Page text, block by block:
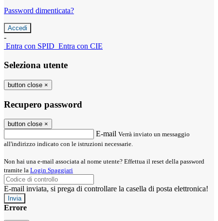
Password dimenticata?
-
Entra con SPID Entra con CIE
Seleziona utente
button close ×
Recupero password
button close ×
E-mail Verrà inviato un messaggio
all'indirizzo indicato con le istruzioni necessarie.
Non hai una e-mail associata al nome utente? Effettua il reset della password
tramite la Login Spaggiari
E-mail inviata, si prega di controllare la casella di posta elettronica!
Errore